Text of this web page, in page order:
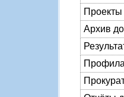
Проекты
Архив